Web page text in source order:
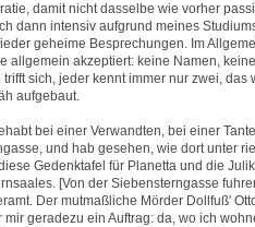
damit nicht dasselbe wie vorher
dann intensiv aufgrund meines
geheime Besprechungen. Im
allgemein akzeptiert: keine Namen,
sich, jeder kennt immer nur zwei, das
aufgebaut.
bei einer Verwandten, bei einer
und hab gesehen, wie dort unter
Gedenktafel für Planetta und die
[Von der Siebensterngasse
Der mutmaßliche Mörder Dollfuß'
geradezu ein Auftrag: da, wo ich